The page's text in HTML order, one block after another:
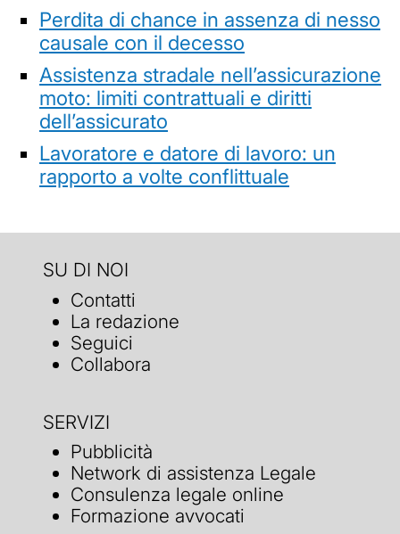
Perdita di chance in assenza di nesso
causale con il decesso
Assistenza stradale nell’assicurazione
moto: limiti contrattuali e diritti
dell’assicurato
Lavoratore e datore di lavoro: un
rapporto a volte conflittuale
SU DI NOI
Contatti
La redazione
Seguici
Collabora
SERVIZI
Pubblicità
Network di assistenza Legale
Consulenza legale online
Formazione avvocati